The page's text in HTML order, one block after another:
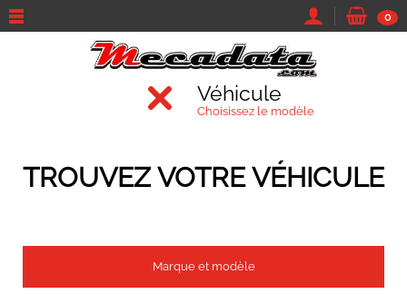
0
Véhicule
Choisissez le modèle
TROUVEZ VOTRE VÉHICULE
Marque et modèle